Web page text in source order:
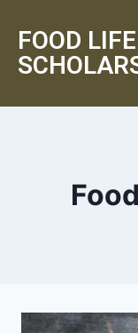
FOOD LIFE